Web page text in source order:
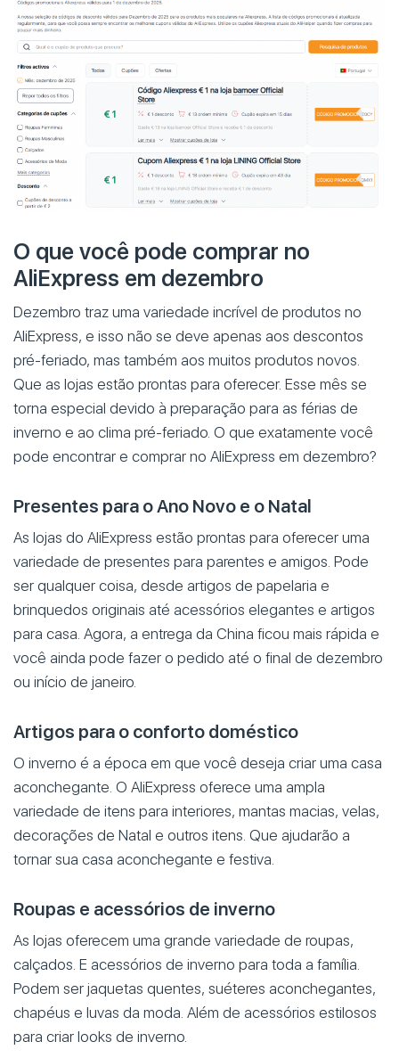
O que você pode comprar no
AliExpress em dezembro
Dezembro traz uma variedade incrível de produtos no
AliExpress, e isso não se deve apenas aos descontos
pré-feriado, mas também aos muitos produtos novos.
Que as lojas estão prontas para oferecer. Esse mês se
torna especial devido à preparação para as férias de
inverno e ao clima pré-feriado. O que exatamente você
pode encontrar e comprar no AliExpress em dezembro?
Presentes para o Ano Novo e o Natal
As lojas do AliExpress estão prontas para oferecer uma
variedade de presentes para parentes e amigos. Pode
ser qualquer coisa, desde artigos de papelaria e
brinquedos originais até acessórios elegantes e artigos
para casa. Agora, a entrega da China ficou mais rápida e
você ainda pode fazer o pedido até o final de dezembro
ou início de janeiro.
Artigos para o conforto doméstico
O inverno é a época em que você deseja criar uma casa
aconchegante. O AliExpress oferece uma ampla
variedade de itens para interiores, mantas macias, velas,
decorações de Natal e outros itens. Que ajudarão a
tornar sua casa aconchegante e festiva.
Roupas e acessórios de inverno
As lojas oferecem uma grande variedade de roupas,
calçados. E acessórios de inverno para toda a família.
Podem ser jaquetas quentes, suéteres aconchegantes,
chapéus e luvas da moda. Além de acessórios estilosos
para criar looks de inverno.